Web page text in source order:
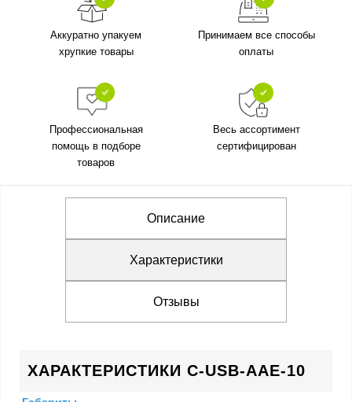
Аккуратно упакуем
хрупкие товары
Принимаем все способы
оплаты
Профессиональная
помощь в подборе
товаров
Весь ассортимент
сертифицирован
Описание
Характеристики
Отзывы
ХАРАКТЕРИСТИКИ C-USB-AAE-10